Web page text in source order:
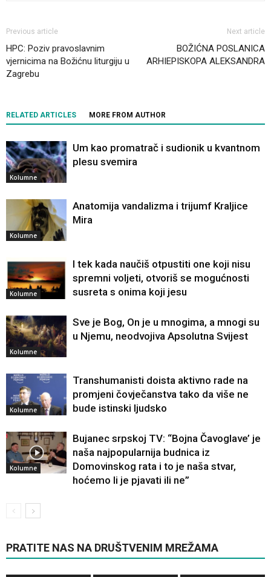
Previous article
HPC: Poziv pravoslavnim
vjernicima na Božićnu liturgiju u
Zagrebu
Next article
BOŽIĆNA POSLANICA
ARHIEPISKOPA ALEKSANDRA
RELATED ARTICLES MORE FROM AUTHOR
Kolumne
Um kao promatrač i sudionik u kvantnom
plesu svemira
Kolumne
Anatomija vandalizma i trijumf Kraljice
Mira
Kolumne
I tek kada naučiš otpustiti one koji nisu
spremni voljeti, otvoriš se mogućnosti
susreta s onima koji jesu
Kolumne
Sve je Bog, On je u mnogima, a mnogi su
u Njemu, neodvojiva Apsolutna Svijest
Kolumne
Transhumanisti doista aktivno rade na
promjeni čovječanstva tako da više ne
bude istinski ljudsko
Kolumne
Bujanec srpskoj TV: “Bojna Čavoglave’ je
naša najpopularnija budnica iz
Domovinskog rata i to je naša stvar,
hoćemo li je pjavati ili ne”
PRATITE NAS NA DRUŠTVENIM MREŽAMA